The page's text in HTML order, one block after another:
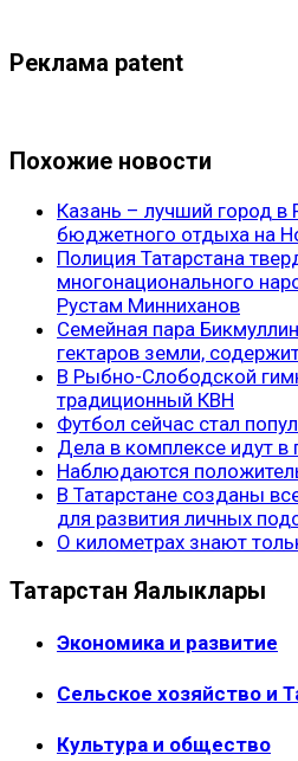
Реклама patent
Похожие новости
Казань – лучший город в
бюджетного отдыха на
Полиция Татарстана
многонационального
Рустам Минниханов
Семейная пара
гектаров земли,
В Рыбно-Слободской
традиционный КВН
Футбол сейчас стал
Дела в комплексе идут в
Наблюдаются
В Татарстане созданы
для развития личных
О километрах знают
Татарстан Яңалыклары
Экономика и развитие
Сельское хозяйство и
Культура и общество